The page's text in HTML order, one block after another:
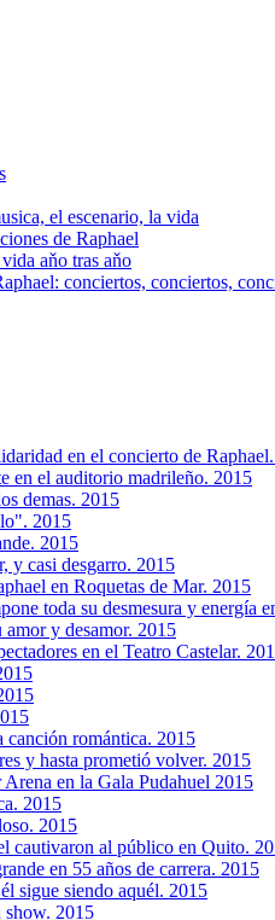
el escenario, la vida
de Raphael
aňo tras aňo
conciertos, сonciertos,
en el concierto de
en el auditorio madrileño. 2015
demas. 2015
2015
2015
y casi desgarro. 2015
en Roquetas de Mar. 2015
toda su desmesura y energía
y desamor. 2015
en el Teatro Castelar.
canción romántica. 2015
y hasta prometió volver. 2015
en la Gala Pudahuel 2015
2015
2015
cautivaron al público en Quito.
en 55 años de carrera. 2015
sigue siendo aquél. 2015
show. 2015